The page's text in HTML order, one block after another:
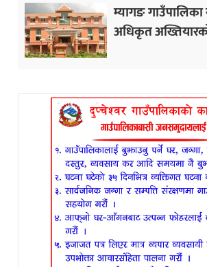
म्यागङ गाउँपालिका
अधिकृत